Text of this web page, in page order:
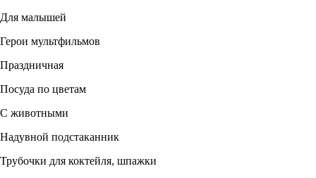
Для малышей
Герои мультфильмов
Праздничная
Посуда по цветам
С животными
Надувной подстаканник
Трубочки для коктейля, шпажки